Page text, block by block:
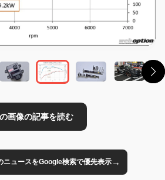
の記事を読む
ニュースをGoogle検索で優先表示→